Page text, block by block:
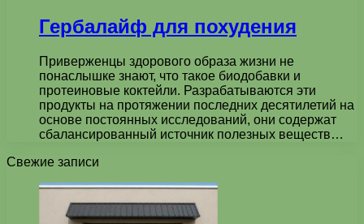
Гербалайф для похудения
Приверженцы здорового образа жизни не
понаслышке знают, что такое биодобавки и
протеиновые коктейли. Разрабатываются эти
продукты на протяжении последних десятилетий на
основе постоянных исследований, они содержат
сбалансированный источник полезных веществ…
Свежие записи